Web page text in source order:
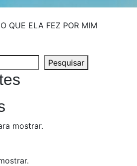
QUE ELA FEZ POR MIM
Pesquisar
mostrar.